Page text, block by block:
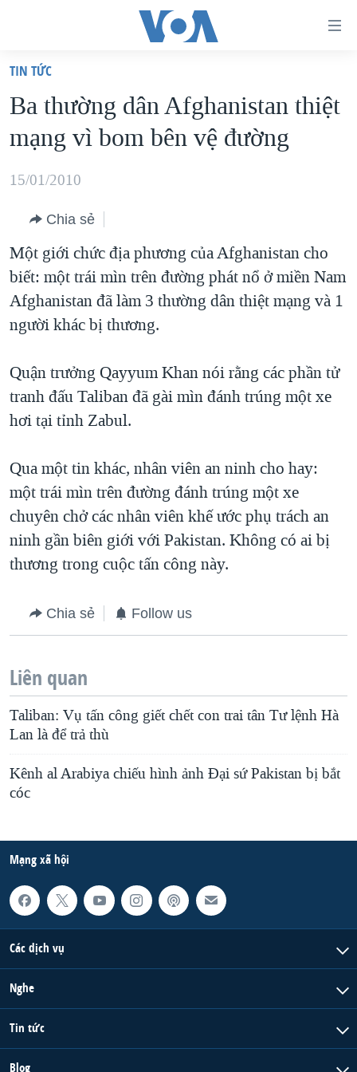
truy
cập
Tới
dung
chính
điều
hướng
chính
Đi
"Tìm"
VIỆT NAM
HOA KỲ
BIỂN ĐÔNG
BLOG
DIỄN ĐÀN
MỤC
TỰ DO BÁO CHÍ
NGƯỜI VIỆT HẢI NGOẠI
ĐỜI SỐNG
KINH TẾ
KHOA HỌC
SỨC KHOẺ
VĂN HOÁ
THỂ THAO
GIÁO DỤC
CHUYÊN ĐỀ
HÀNH TRÌNH BẦU CỬ 2024
MỘT NĂM CHIẾN TRANH TẠI DẢI GAZA
NGÀY TỊ NẠN THẾ GIỚI
TRỊNH VĨNH BÌNH - NGƯỜI HẠ 'BÊN THẮNG CUỘC'
GROUND ZERO – XƯA VÀ NAY
CHI PHÍ CHIẾN TRANH AFGHANISTAN
THƯỢNG ĐỈNH TRUMP-KIM TẠI VIỆT NAM
NGƯ DÂN VIỆT VÀ LÀN SÓNG TRỘM HẢI SÂM
QUAN HỆ VIỆT MỸ
VIDEO
NGHE
Ngôn ngữ khác
TIN TỨC
Ba thường dân Afghanistan thiệt
mạng vì bom bên vệ đường
15/01/2010
Chia sẻ
Một giới chức địa phương của Afghanistan cho
biết: một trái mìn trên đường phát nổ ở miền Nam
Afghanistan đã làm 3 thường dân thiệt mạng và 1
người khác bị thương.
Quận trưởng Qayyum Khan nói rằng các phần tử
tranh đấu Taliban đã gài mìn đánh trúng một xe
hơi tại tỉnh Zabul.
Qua một tin khác, nhân viên an ninh cho hay:
một trái mìn trên đường đánh trúng một xe
chuyên chở các nhân viên khế ước phụ trách an
ninh gần biên giới với Pakistan. Không có ai bị
thương trong cuộc tấn công này.
Chia sẻ Follow us
Liên quan
Taliban: Vụ tấn công giết chết con trai tân Tư lệnh Hà
Lan là để trả thù
Kênh al Arabiya chiếu hình ảnh Đại sứ Pakistan bị bắt
cóc
Mạng xã hội
Các dịch vụ
Nghe
Tin tức
Blog